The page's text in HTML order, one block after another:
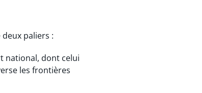
paliers :
national, dont celui
les frontières